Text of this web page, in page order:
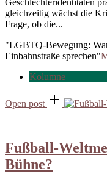
gleichzeitig wächst die
Frage, ob die...
"LGBTQ-Bewegung:
Einbahnstraße sprechen"
Kolumne
Open post
Fußball-
Bühne?